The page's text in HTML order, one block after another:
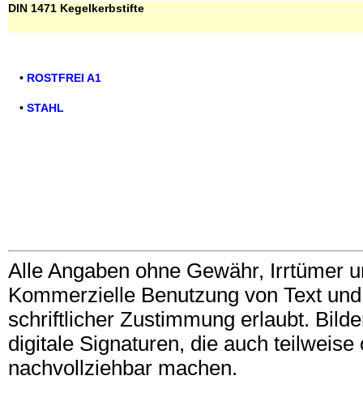
DIN 1471 Kegelkerbstifte
• ROSTFREI A1
• STAHL
Alle Angaben ohne Gewähr, Irrtümer
Kommerzielle Benutzung von Text
schriftlicher Zustimmung erlaubt.
digitale Signaturen, die auch
nachvollziehbar machen.